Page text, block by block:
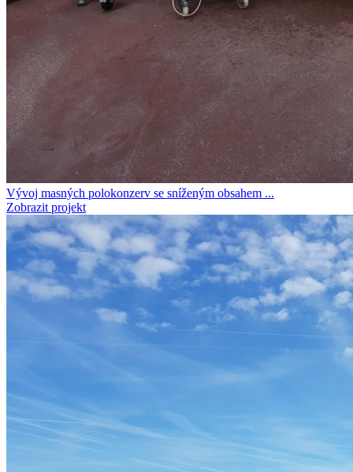
Vývoj masných polokonzerv se sníženým obsahem ...
Zobrazit projekt